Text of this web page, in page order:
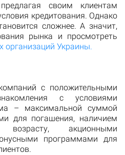
своим клиентам
кредитования. Однако
сложнее. А значит,
рынка и просмотреть
организаций Украины.
с положительными
с условиями
– максимальной суммой
для погашения, наличием
акционными
программами для